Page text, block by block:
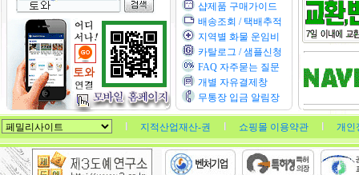
샵제품 구매가이드
배송조회 / 택배추적
지역별 화물 운임비
카탈로그 / 샘플신청
FAQ 자주묻는 질문
개별 자유결제창
무통장 입금 알림장
지적산업재산-권 쇼핑몰 이용약관 개인